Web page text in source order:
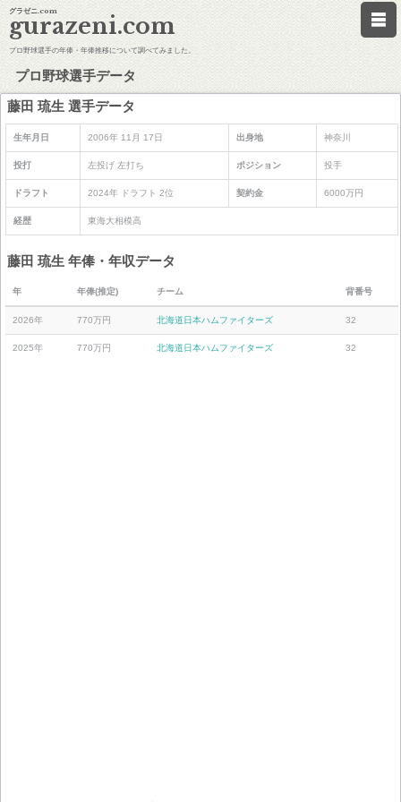
グラゼニ.com
gurazeni.com
プロ野球選手の年俸・年俸推移について調べてみました。
プロ野球選手データ
藤田 琉生 選手データ
生年月日 2006年 11月 17日 出身地 神奈川
投打 左投げ 左打ち ポジション 投手
ドラフト 2024年 ドラフト 2位 契約金 6000万円
経歴 東海大相模高
藤田 琉生 年俸・年収データ
年 年俸(推定) チーム 背番号
2026年 770万円 北海道日本ハムファイターズ 32
2025年 770万円 北海道日本ハムファイターズ 32